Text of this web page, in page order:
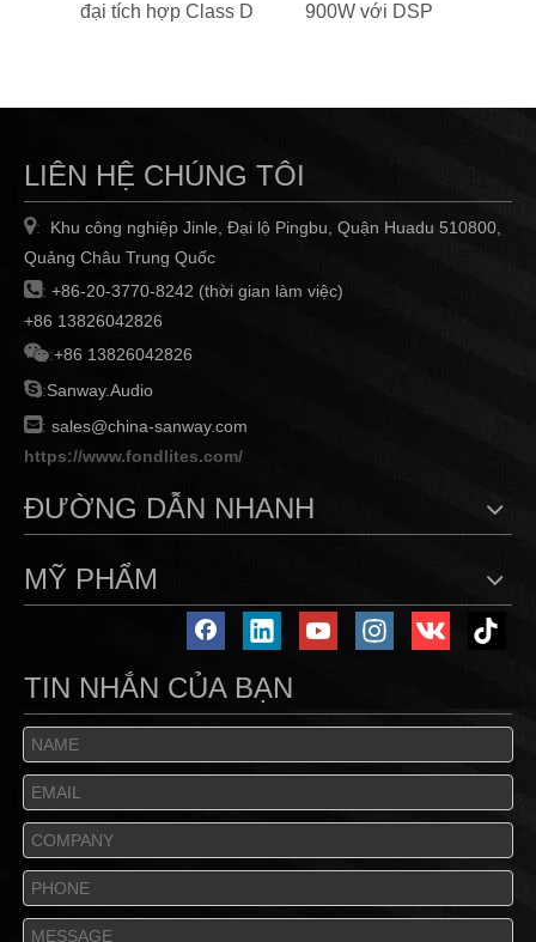
đại tích hợp Class D
900W với DSP
LIÊN HỆ CHÚNG TÔI
:
Khu công nghiệp Jinle, Đại lộ Pingbu, Quận Huadu 510800,
Quảng Châu Trung Quốc
: +86-20-3770-8242 (thời gian làm việc)
+86 13826042826
:+86 13826042826
:Sanway.Audio
: sales@china-sanway.com
https://www.fondlites.com/
ĐƯỜNG DẪN NHANH
MỸ PHẨM
TIN NHẮN CỦA BẠN